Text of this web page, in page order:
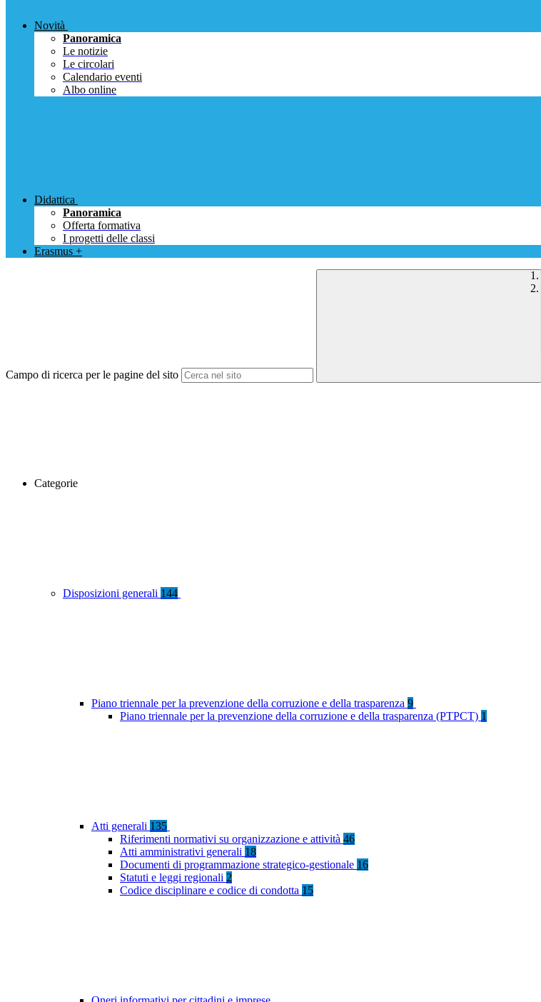
Novità
Panoramica
Le notizie
Le circolari
Calendario eventi
Albo online
Didattica
Panoramica
Offerta formativa
I progetti delle classi
Erasmus +
Campo di ricerca per le pagine del sito
Categorie
Disposizioni generali 144
Piano triennale per la prevenzione della corruzione e della trasparenza 9
Piano triennale per la prevenzione della corruzione e della trasparenza (PTPCT) 1
Atti generali 135
Riferimenti normativi su organizzazione e attività 46
Atti amministrativi generali 18
Documenti di programmazione strategico-gestionale 16
Statuti e leggi regionali 2
Codice disciplinare e codice di condotta 15